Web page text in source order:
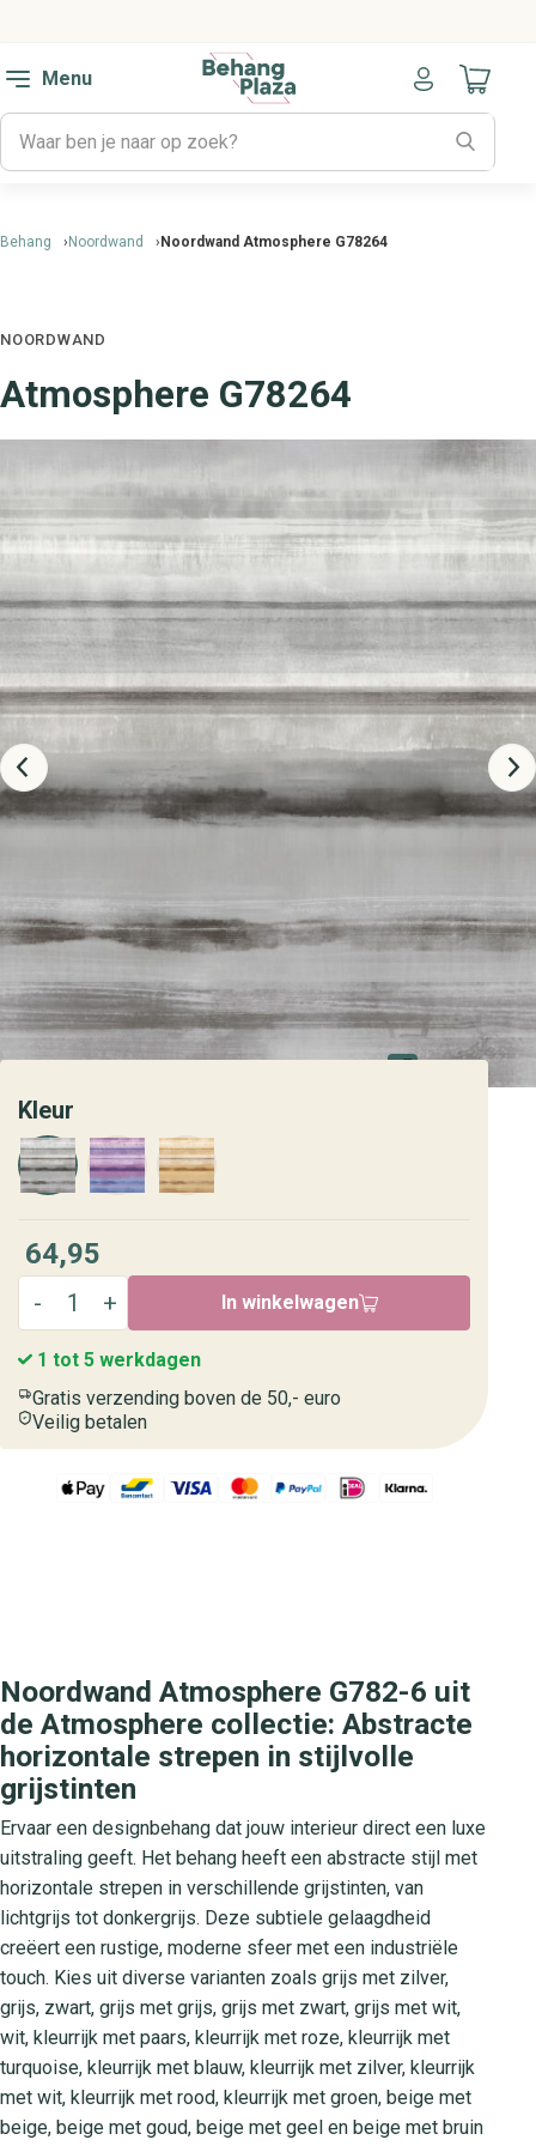
Menu
Naar
Behang Noordwand Noordwand Atmosphere G78264
NOORDWAND
Atmosphere G78264
Kleur
64,95
In winkelwagen
1 tot 5 werkdagen
Gratis verzending boven de 50,- euro
Veilig betalen
Noordwand Atmosphere G782-6 uit
de Atmosphere collectie: Abstracte
horizontale strepen in stijlvolle
grijstinten
Ervaar een designbehang dat jouw interieur direct een luxe
uitstraling geeft. Het behang heeft een abstracte stijl met
horizontale strepen in verschillende grijstinten, van
lichtgrijs tot donkergrijs. Deze subtiele gelaagdheid
creëert een rustige, moderne sfeer met een industriële
touch. Kies uit diverse varianten zoals grijs met zilver,
grijs, zwart, grijs met grijs, grijs met zwart, grijs met wit,
wit, kleurrijk met paars, kleurrijk met roze, kleurrijk met
turquoise, kleurrijk met blauw, kleurrijk met zilver, kleurrijk
met wit, kleurrijk met rood, kleurrijk met groen, beige met
beige, beige met goud, beige met geel en beige met bruin